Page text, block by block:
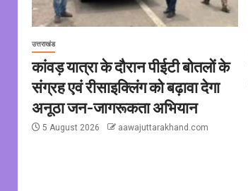
उत्तराखंड
कांवड़ यात्रा के दौरान पीईटी बोतलों के
संग्रह एवं रीसाइक्लिंग को बढ़ावा देगा
अनूठा जन-जागरूकता अभियान
5 August 2026 aawajuttarakhand.com